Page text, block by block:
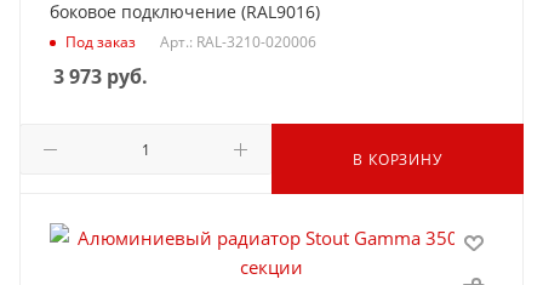
боковое подключение (RAL9016)
Под заказ Арт.: RAL-3210-020006
3 973 руб.
В КОРЗИНУ